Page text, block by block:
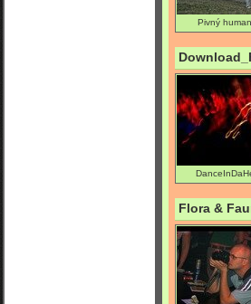
Pivný
Flora &